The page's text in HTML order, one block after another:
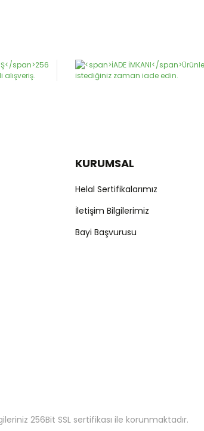
KURUMSAL
Helal Sertifikalarımız
İletişim Bilgilerimiz
Bayi Başvurusu
256Bit SSL sertifikası ile korunmaktadır.